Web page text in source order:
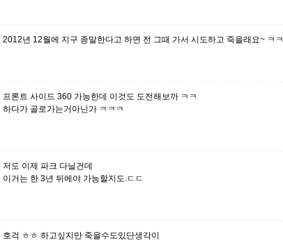
2012년 12월에 지구 종말한다고 하면 전 그때 가서 시도하고 죽을래요~ ㅋㅋ
프론트 사이드 360 가능한데 이것도 도전해보까 ㅋㅋ
하다가 골로가는거아닌가 ㅋㅋㅋ
저도 이제 파크 다닐건데
이거는 한 3년 뒤에야 가능할지도.ㄷㄷ
호걱 ㅎㅎ 하고싶지만 죽을수도있단생각이